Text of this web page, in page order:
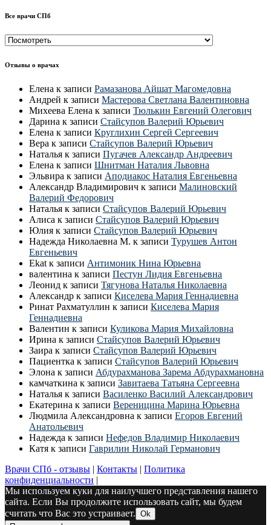
Все врачи СПб
Все
СПб
Отзывы о врачах
Елена к записи Рамазанова Айшат Магомедовна
Андрей к записи Мастерова Светлана Валентиновна
Михеева Елена к записи Тюлькин Евгений Олегович
Дарина к записи Стайсупов Валерий Юрьевич
Елена к записи Круглихин Сергей Сергеевич
Вера к записи Стайсупов Валерий Юрьевич
Наталья к записи Пугачев Александр Андреевич
Елена к записи Шнитман Наталия Львовна
Эльвира к записи Аподиакос Наталия Евгеньевна
Александр Владимирович к записи Малиновский
Валерий Федорович
Наталья к записи Стайсупов Валерий Юрьевич
Алиса к записи Стайсупов Валерий Юрьевич
Юлия к записи Стайсупов Валерий Юрьевич
Надежда Николаевна М. к записи Турушев Антон
Евгеньевич
Ekat к записи Антимоник Нина Юрьевна
валентина к записи Пестун Лидия Евгеньевна
Леонид к записи Тягунова Наталья Николаевна
Александр к записи Киселева Мария Геннадиевна
Ринат Рахматуллин к записи Киселева Мария
Геннадиевна
Валентин к записи Куликова Мария Михайловна
Ирина к записи Стайсупов Валерий Юрьевич
Заира к записи Стайсупов Валерий Юрьевич
Пациентка к записи Стайсупов Валерий Юрьевич
Элона к записи Абдурахманова Зарема Абдурахмановна
камчаткина к записи Завитаева Татьяна Сергеевна
Наталья к записи Василенко Василий Александрович
Екатерина к записи Вереницина Марина Юрьевна
Людмила Александровна к записи Егоров Евгений
Анатольевич
Надежда к записи Нефедов Владимир Николаевич
Катя к записи Гаврилин Николай Германович
Врачи СПб - отзывы | Контакты | Политика
конфиденциальности |
Мы используем куки для наилучшего представления нашего
сайта. Если Вы продолжите использовать сайт, мы будем
считать что Вас это устраивает. Ok